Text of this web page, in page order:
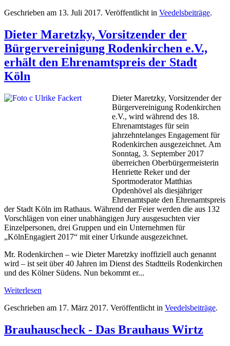
Geschrieben am 13. Juli 2017. Veröffentlicht in Veedelsbeiträge.
Dieter Maretzky, Vorsitzender der
Bürgervereinigung Rodenkirchen e.V.,
erhält den Ehrenamtspreis der Stadt
Köln
Dieter Maretzky, Vorsitzender der
Bürgervereinigung Rodenkirchen
e.V., wird während des 18.
Ehrenamtstages für sein
jahrzehntelanges Engagement für
Rodenkirchen ausgezeichnet. Am
Sonntag, 3. September 2017
überreichen Oberbürgermeisterin
Henriette Reker und der
Sportmoderator Matthias
Opdenhövel als diesjähriger
Ehrenamtspate den Ehrenamtspreis
der Stadt Köln im Rathaus. Während der Feier werden die aus 132
Vorschlägen von einer unabhängigen Jury ausgesuchten vier
Einzelpersonen, drei Gruppen und ein Unternehmen für
„KölnEngagiert 2017“ mit einer Urkunde ausgezeichnet.
Mr. Rodenkirchen – wie Dieter Maretzky inoffiziell auch genannt
wird – ist seit über 40 Jahren im Dienst des Stadtteils Rodenkirchen
und des Kölner Südens. Nun bekommt er...
Weiterlesen
Geschrieben am 17. März 2017. Veröffentlicht in Veedelsbeiträge.
Brauhauscheck - Das Brauhaus Wirtz